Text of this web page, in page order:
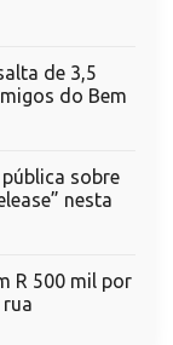
de 3,5
do Bem
sobre
nesta
R 500 mil por